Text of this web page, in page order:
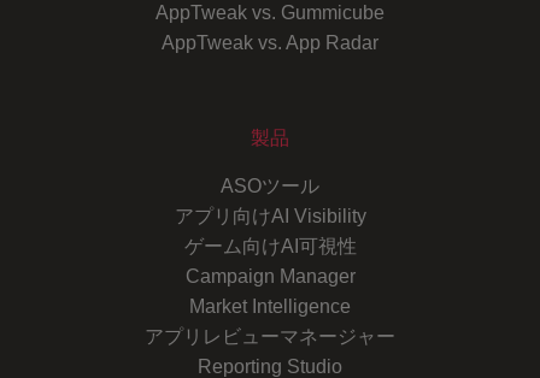
AppTweak vs. Gummicube
AppTweak vs. App Radar
製品
ASOツール
アプリ向けAI Visibility
ゲーム向けAI可視性
Campaign Manager
Market Intelligence
アプリレビューマネージャー
Reporting Studio